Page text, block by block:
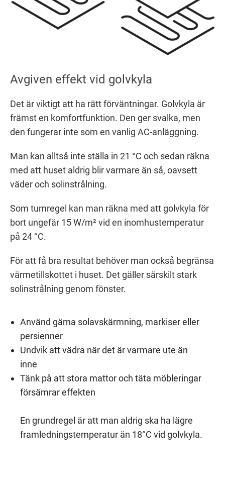
Avgiven effekt vid golvkyla
Det är viktigt att ha rätt förväntningar. Golvkyla är
främst en komfortfunktion. Den ger svalka, men
den fungerar inte som en vanlig AC-anläggning.
Man kan alltså inte ställa in 21 °C och sedan räkna
med att huset aldrig blir varmare än så, oavsett
väder och solinstrålning.
Som tumregel kan man räkna med att golvkyla för
bort ungefär 15 W/m² vid en inomhustemperatur
på 24 °C.
För att få bra resultat behöver man också begränsa
värmetillskottet i huset. Det gäller särskilt stark
solinstrålning genom fönster.
Använd gärna solavskärmning, markiser eller
persienner
Undvik att vädra när det är varmare ute än
inne
Tänk på att stora mattor och täta möbleringar
försämrar effekten
En grundregel är att man aldrig ska ha lägre
framledningstemperatur än 18°C vid golvkyla.